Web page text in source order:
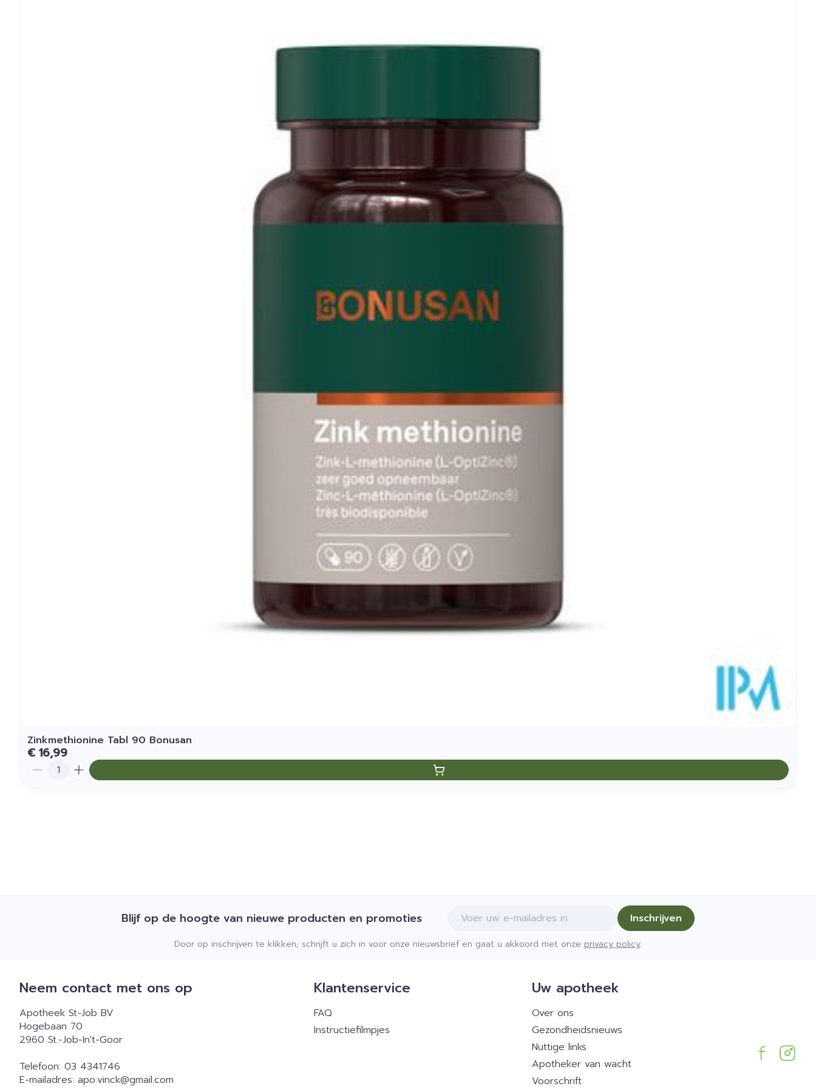
Zinkmethionine Tabl 90 Bonusan
€ 16,99
Aantal
Blijf op de hoogte van nieuwe producten en promoties E-mail adres Inschrijven
Door op inschrijven te klikken, schrijft u zich in voor onze nieuwsbrief en gaat u akkoord met onze privacy policy.
Neem contact met ons op
Apotheek St-Job BV
Hogebaan 70
2960 St.-Job-In't-Goor
Telefoon: 03 4341746
E-mailadres: apo.vinck@gmail.com
Klantenservice
FAQ
Instructiefilmpjes
Uw apotheek
Over ons
Gezondheidsnieuws
Nuttige links
Apotheker van wacht
Voorschrift